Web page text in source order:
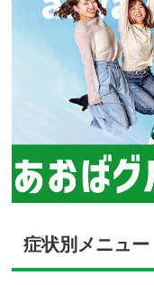
症状別メニュー